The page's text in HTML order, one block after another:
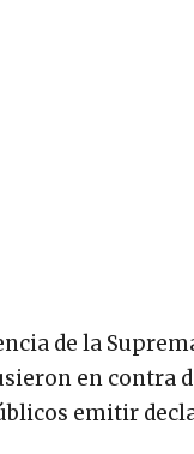
de la
en contra
emitir